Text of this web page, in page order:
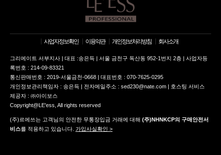
사업자정보확인 이용약관 개인정보처리방침 회사소개
그리에이트 서부지사 | 대표 :송은득 | 서울 금천구 독산동 952-1번지 2층 | 사업자등
록번호 : 214-09-83321
통신판매번호 : 2019-서울금천-0668 | 대표번호 : 070-7625-0295
개인정보관리책임자 : 송은득 | 전자메일주소 : sed230@nate.com | 호스팅 서비스
제공자 : ㈜아이보스
Copyright@LE'ess, All rights reserved
(주)르에쓰는 고객님의 안전한 무통장입금 거래에 대해 (주)NHNKCP의 구매안전서
비스를 적용하고 있습니다. 가입사실확인 >